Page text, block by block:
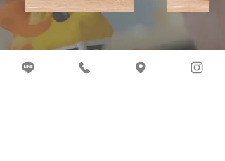
当体験はご予約制ではございません。